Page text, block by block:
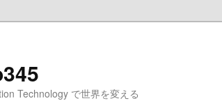
Technology で世界を変える